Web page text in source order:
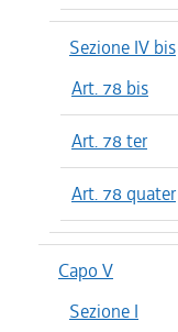
Sezione IV bis
Art. 78 bis
Art. 78 ter
Art. 78 quater
Capo V
Sezione I